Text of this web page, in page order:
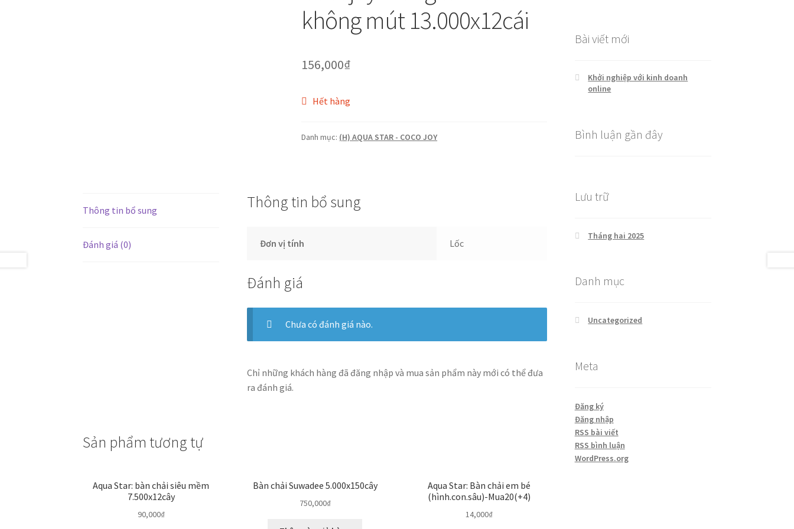
không mút 13.000x12cái
156,000₫
Hết hàng
Danh mục: (H) AQUA STAR - COCO JOY
Thông tin bổ sung
Đánh giá (0)
Thông tin bổ sung
Đơn vị tính Lốc
Đánh giá
Chưa có đánh giá nào.
Chỉ những khách hàng đã đăng nhập và mua sản phẩm này mới có thể đưa
ra đánh giá.
Sản phẩm tương tự
Aqua Star: bàn chải siêu mềm
7.500x12cây
90,000₫
Bàn chải Suwadee 5.000x150cây
750,000₫
Aqua Star: Bàn chải em bé
(hình.con.sâu)-Mua20(+4)
14,000₫
Bài viết mới
Khởi nghiệp với kinh doanh
online
Bình luận gần đây
Lưu trữ
Tháng hai 2025
Danh mục
Uncategorized
Meta
Đăng ký
Đăng nhập
RSS bài viết
RSS bình luận
WordPress.org